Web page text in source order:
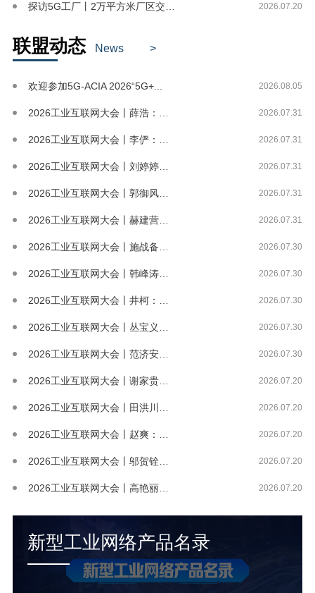
探访5G工厂丨2万平方米厂区交给机器人，... 2026.07.20
联盟动态 News >
欢迎参加5G-ACIA 2026“5G+... 2026.08.05
2026工业互联网大会丨薛浩：智能体重塑... 2026.07.31
2026工业互联网大会丨李俨：从工业互联... 2026.07.31
2026工业互联网大会丨刘婷婷：重构与进... 2026.07.31
2026工业互联网大会丨郭御风：自主算力... 2026.07.31
2026工业互联网大会丨赫建营：迈向6G... 2026.07.31
2026工业互联网大会丨施战备：AI赋能... 2026.07.30
2026工业互联网大会丨韩峰涛：重塑物理... 2026.07.30
2026工业互联网大会丨井柯：工业网络安... 2026.07.30
2026工业互联网大会丨丛宝义：“5G+... 2026.07.30
2026工业互联网大会丨范济安：智融工业... 2026.07.30
2026工业互联网大会丨谢家贵：工业互联... 2026.07.20
2026工业互联网大会丨田洪川：工业智能... 2026.07.20
2026工业互联网大会丨赵爽：工业互联网... 2026.07.20
2026工业互联网大会丨邬贺铨：面向智能... 2026.07.20
2026工业互联网大会丨高艳丽：数字化绿... 2026.07.20
新型工业网络产品名录